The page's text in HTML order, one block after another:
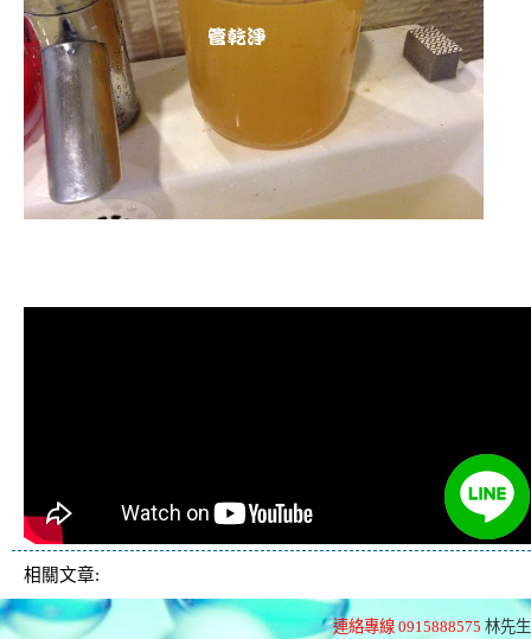
相關文章:
連絡專線 0915888575 林先生